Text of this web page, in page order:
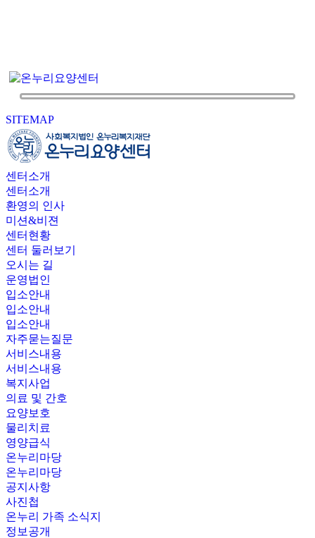
SITEMAP
센터소개
센터소개
환영의 인사
미션&비젼
센터현황
센터 둘러보기
오시는 길
운영법인
입소안내
입소안내
입소안내
자주묻는질문
서비스내용
서비스내용
복지사업
의료 및 간호
요양보호
물리치료
영양급식
온누리마당
온누리마당
공지사항
사진첩
온누리 가족 소식지
정보공개